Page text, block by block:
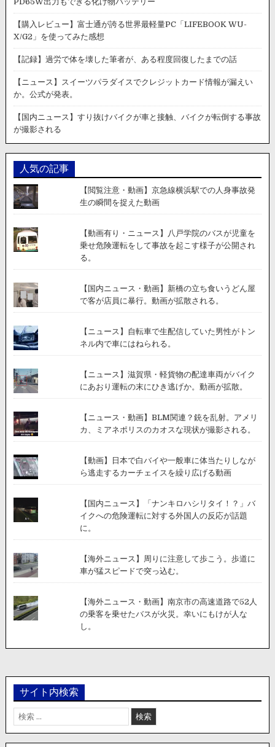
【購入レビュー】富士通が誇る世界最軽量PC「LIFEBOOK WU-
X/G2」を使ってみた感想
【記録】過労で体を壊した筆者が、ある程度回復したまでの話
【ニュース】スイーツパラダイスでクレジットカード情報が漏えい
か。公式が発表。
【国内ニュース】すり抜けバイクが車と接触、バイクが転倒する事故
が撮影される
人気の記事
【閲覧注意・動画】京急線横浜駅での人身事故発
生の瞬間を捉えた動画
【動画有り・ニュース】八戸学院のバスが児童を
乗せ危険運転をして事故を起こす様子が公開され
る。
【国内ニュース・動画】新橋の立ち食いうどん屋
で客が店員に暴行。動画が拡散される。
【ニュース】自転車で生配信していた男性がトン
ネル内で車にはねられる。
【ニュース】滋賀県・軽貨物の配達車両がバイク
にあおり運転の末にひき逃げか。動画が拡散。
【ニュース・動画】BLM関連？銃を乱射。アメリ
カ、ミアネポリスのカオスな現状が撮影される。
【動画】日本で白バイや一般車に体当たりしなが
ら逃走するカーチェイスを繰り広げる動画
【国内ニュース】「ナンキロハシリタイ！？」バ
イクへの危険運転に対する外国人の反応が話題
に。
【海外ニュース】周りに注意して歩こう。歩道に
車が猛スピードで突っ込む。
【海外ニュース・動画】南京市の高速道路で52人
の乗客を乗せたバスが火災。幸いにもけが人な
し。
サイト内検索
検
索: